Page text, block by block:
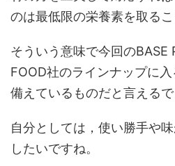
のは最低限の栄養素を取るこ
そういう意味で今回のBASE
FOOD社のラインナップに
備えているものだと言えるで
自分としては，使い勝手や
したいですね。